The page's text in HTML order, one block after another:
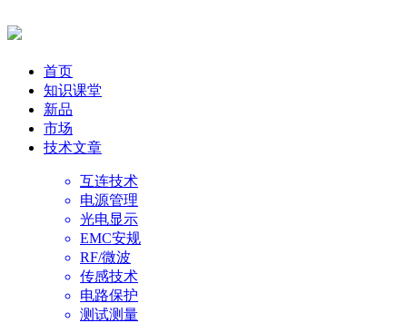
首页
知识课堂
新品
市场
技术文章
互连技术
电源管理
光电显示
EMC安规
RF/微波
传感技术
电路保护
测试测量